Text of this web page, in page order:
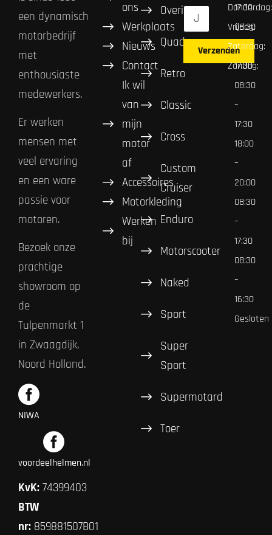
een dynamisch
motorbedrijf
met
enthousiaste
medewerkers.
Er werken
mensen met
veel ervaring
en een ware
passie voor
motoren.
Bezoek onze
prachtige
showroom op
de
Tulpenmarkt 1
in Zwaagdijk,
Noord Holland.
NIWA
voordeelhelmen.nl
KvK: 74399403
BTW
nr: 859881507B01
ons
Werkplaats
Nieuws
Contact
Ik wil
van
mijn
motor
af
Accessoires
Motorkleding
Werken
bij
Overig
Quad
Retro
Classic
Cross
Custom
Cruiser
Enduro
Motorscooter
Naked
Sport
Super
Sport
Supermotard
Toer
Verzenden
Donderdag:
Vrijdag:
Zaterdag:
Zondag:
17:30
08:30
–
17:30
08:30
–
17:30
18:00
–
20:00
08:30
–
17:30
08:30
–
16:30
Gesloten